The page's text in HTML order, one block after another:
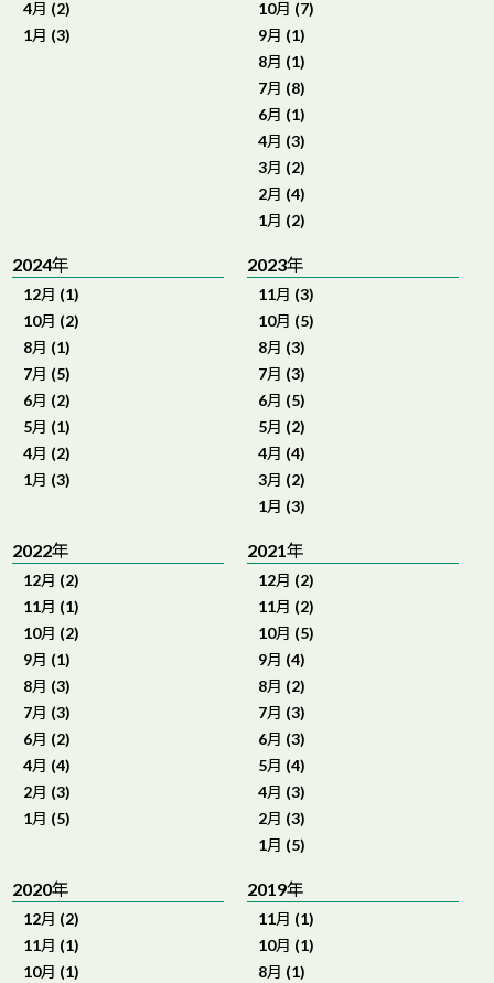
4月 (2)
1月 (3)
10月 (7)
9月 (1)
8月 (1)
7月 (8)
6月 (1)
4月 (3)
3月 (2)
2月 (4)
1月 (2)
2024年
12月 (1)
10月 (2)
8月 (1)
7月 (5)
6月 (2)
5月 (1)
4月 (2)
1月 (3)
2023年
11月 (3)
10月 (5)
8月 (3)
7月 (3)
6月 (5)
5月 (2)
4月 (4)
3月 (2)
1月 (3)
2022年
12月 (2)
11月 (1)
10月 (2)
9月 (1)
8月 (3)
7月 (3)
6月 (2)
4月 (4)
2月 (3)
1月 (5)
2021年
12月 (2)
11月 (2)
10月 (5)
9月 (4)
8月 (2)
7月 (3)
6月 (3)
5月 (4)
4月 (3)
2月 (3)
1月 (5)
2020年
12月 (2)
11月 (1)
10月 (1)
2019年
11月 (1)
10月 (1)
8月 (1)